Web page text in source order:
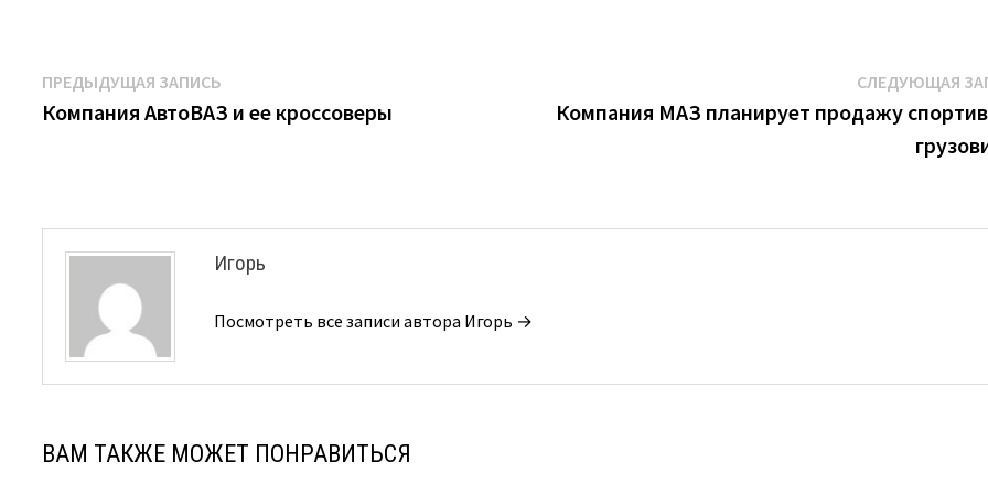
Навигация
по
ПРЕДЫДУЩАЯ ЗАПИСЬ
запись:
Компания АвтоВАЗ и ее кроссоверы
СЛЕДУЮЩАЯ
Компания МАЗ планирует продажу
Игорь
Посмотреть все записи автора Игорь →
ВАМ ТАКЖЕ МОЖЕТ ПОНРАВИТЬСЯ